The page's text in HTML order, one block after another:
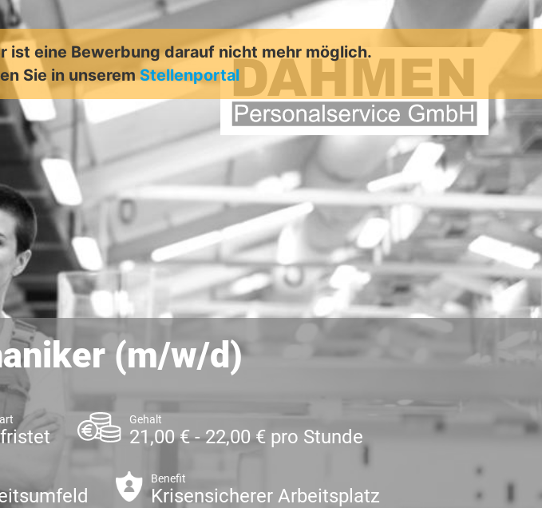
ist eine Bewerbung darauf nicht mehr möglich.
Sie in unseremStellenportal
(m/w/d)
Gehalt
21,00 € - 22,00 € pro Stunde
Benefit
Krisensicherer Arbeitsplatz